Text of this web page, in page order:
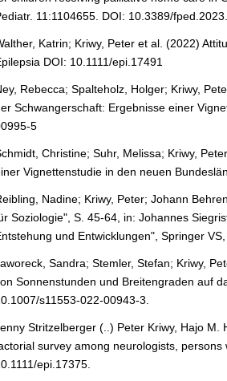
11:1104655. DOI: 10.3389/
Katrin; Kriwy, Peter et al. (2022)
DOI: 10.1111/epi.17491
Rebecca; Spalteholz, Holger; Kriwy,
Schwangerschaft: Ergebnisse einer
5
Christine; Suhr, Melissa; Kriwy,
Vignettenstudie in den neuen
Nadine; Kriwy, Peter; Johann
Soziologie", S. 45-64, in: Johannes
und Entwicklungen", Springer VS,
Sandra; Stemler, Stefan; Kriwy,
Sonnenstunden und Breitengraden auf
s11553-022-00943-3.
Stritzelberger (..) Peter Kriwy, Hajo M.
survey among neurologists,
epi.17375.